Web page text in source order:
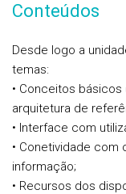
Conteúdos
Desde logo a
temas:
• Conceitos
arquitetura de
• Interface com
• Conetividade
informação;
• Recursos dos